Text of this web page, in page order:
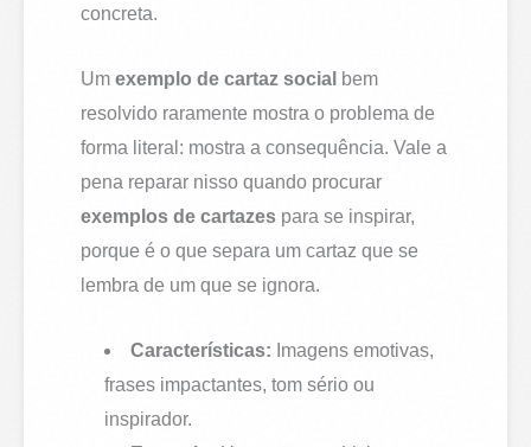
concreta.
Umexemplo de cartaz social bem
resolvido raramente mostra o problema de
forma literal: mostra a consequência. Vale a
pena reparar nisso quando procurar
exemplos de cartazes para se inspirar,
porque é o que separa um cartaz que se
lembra de um que se ignora.
Características: Imagens emotivas,
frases impactantes, tom sério ou
inspirador.